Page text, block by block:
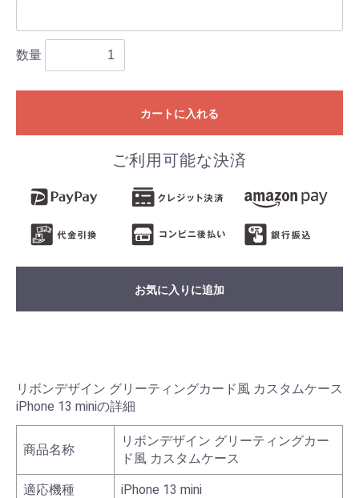
数量
カートに入れる
ご利用可能な決済
お気に入りに追加
リボンデザイン グリーティングカード風 カスタムケース
iPhone 13 miniの詳細
商品名称
リボンデザイン グリーティングカー
ド風 カスタムケース
適応機種 iPhone 13 mini